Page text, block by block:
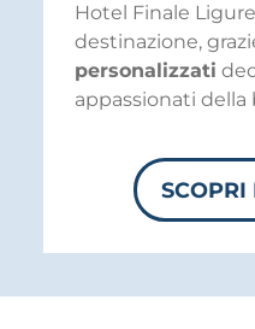
Hotel Finale
destinazione,
personalizzati
appassionati della
SCOPRI